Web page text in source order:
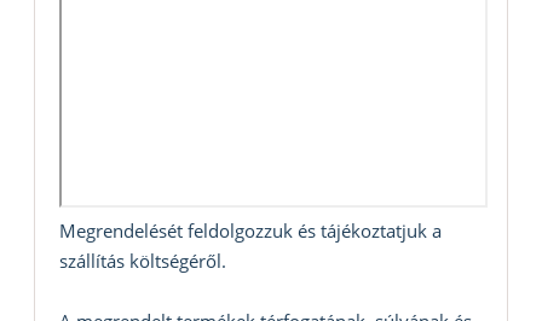
Megrendelését feldolgozzuk és tájékoztatjuk a
szállítás költségéről.